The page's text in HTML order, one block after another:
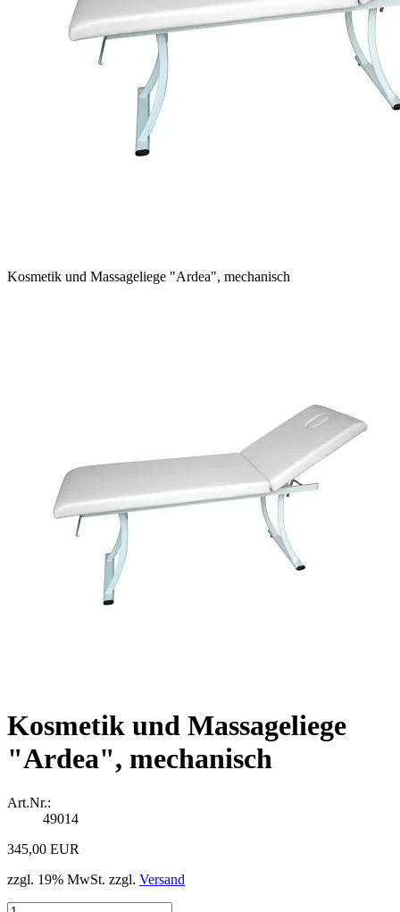
Kosmetik und Massageliege "Ardea", mechanisch
Kosmetik und Massageliege
"Ardea", mechanisch
Art.Nr.:
49014
345,00 EUR
zzgl. 19% MwSt. zzgl. Versand